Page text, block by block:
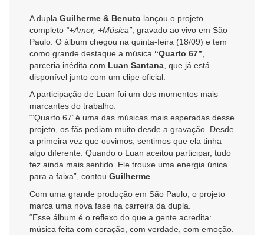
A dupla Guilherme & Benuto lançou o projeto
completo “+Amor, +Música” , gravado ao vivo em São
Paulo. O álbum chegou na quinta-feira (18/09) e tem
como grande destaque a música “Quarto 67”
parceria inédita com Luan Santana , que já está
disponível junto com um clipe oficial.
A participação de Luan foi um dos momentos mais
marcantes do trabalho.
“‘Quarto 67’ é uma das músicas mais esperadas desse
projeto, os fãs pediam muito desde a gravação. Desde
a primeira vez que ouvimos, sentimos que ela tinha
algo diferente. Quando o Luan aceitou participar, tudo
fez ainda mais sentido. Ele trouxe uma energia única
para a faixa”, contou Guilherme
Com uma grande produção em São Paulo, o projeto
marca uma nova fase na carreira da dupla.
“Esse álbum é o reflexo do que a gente acredita:
música feita com coração, com verdade, com emoção.